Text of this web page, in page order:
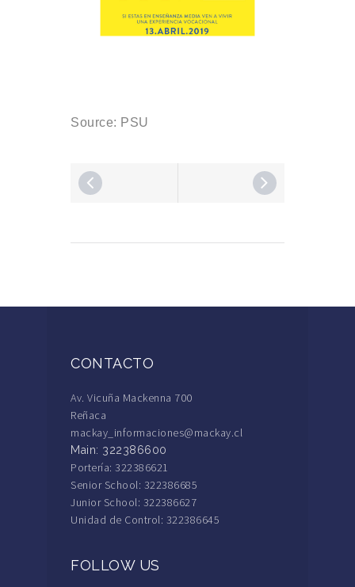
Source: PSU
CONTACTO
Av. Vicuña Mackenna 700
Reñaca
mackay_informaciones@mackay.cl
Main: 322386600
Portería: 322386621
Senior School: 322386685
Junior School: 322386627
Unidad de Control: 322386645
FOLLOW US